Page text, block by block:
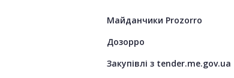
Майданчики Prozorro
Дозорро
Закупівлі з tender.me.gov.ua